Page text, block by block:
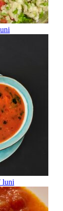
luni